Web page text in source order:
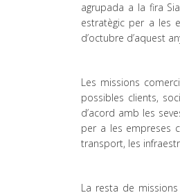
agrupada a la fira
estratègic per a les
d’octubre d’aquest
Les missions
possibles clients,
d’acord amb les
per a les empreses
transport, les
La resta de